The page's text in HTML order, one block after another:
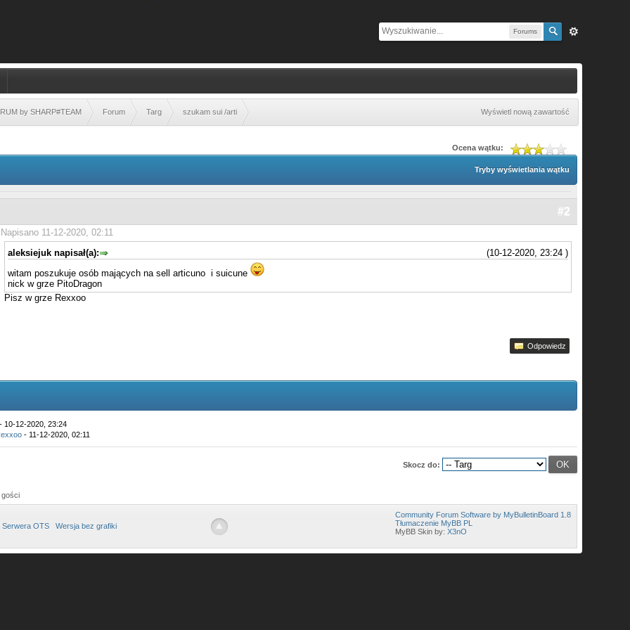
Forums
by SHARP#TEAM Forum Targ szukam sui /arti Wyświetl nową zawartość
Ocena wątku:
Tryby wyświetlania wątku
#2
Napisano 11-12-2020, 02:11
(10-12-2020, 23:24 )
aleksiejuk napisał(a):
witam poszukuje osób mających na sell articuno i suicune
nick w grze PitoDragon
Pisz w grze Rexxoo
Odpowiedz
- 10-12-2020, 23:24
- 11-12-2020, 02:11
Skocz do:
gości
Serwera OTS Wersja bez grafiki
Community Forum Software by MyBulletinBoard 1.8
Tłumaczenie MyBB PL
MyBB Skin by:X3nO